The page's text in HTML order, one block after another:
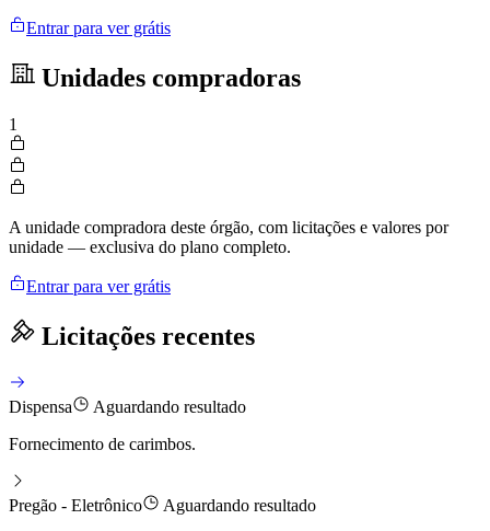
Entrar para ver grátis
Unidades compradoras
1
A unidade compradora deste órgão, com licitações e valores por
unidade — exclusiva do plano completo.
Entrar para ver grátis
Licitações recentes
Dispensa
Aguardando resultado
Fornecimento de carimbos.
Pregão - Eletrônico
Aguardando resultado